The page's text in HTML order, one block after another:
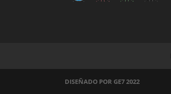
DISEÑADO POR GE7 2022